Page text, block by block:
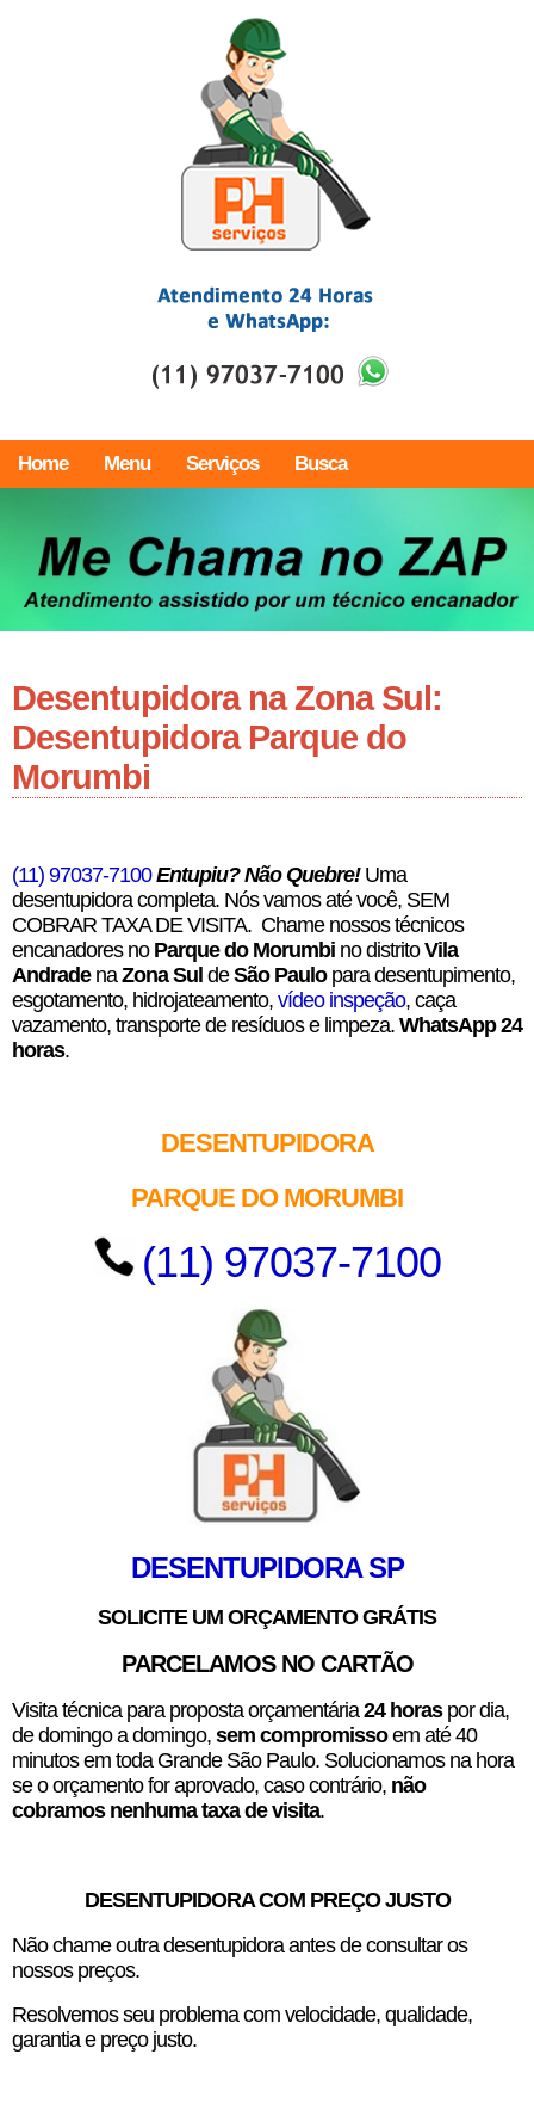
Home Menu Serviços Busca
Desentupidora na Zona Sul:
Desentupidora Parque do
Morumbi
(11) 97037-7100Entupiu? Não Quebre! Uma
desentupidora completa. Nós vamos até você, SEM
COBRAR TAXA DE VISITA. Chame nossos técnicos
encanadores no Parque do Morumbi no distritoVila
Andrade naZona Sul deSão Paulopara desentupimento,
esgotamento, hidrojateamento, vídeo inspeção, caça
vazamento, transporte de resíduos e limpeza. WhatsApp 24
horas.
DESENTUPIDORA
PARQUE DO MORUMBI
(11) 97037-7100
DESENTUPIDORA SP
SOLICITE UM ORÇAMENTO GRÁTIS
PARCELAMOS NO CARTÃO
Visita técnica para proposta orçamentária24 horaspor dia,
de domingo a domingo, sem compromissoem até 40
minutos em toda Grande São Paulo. Solucionamos na hora
se o orçamento for aprovado, caso contrário, não
cobramos nenhuma taxa de visita.
DESENTUPIDORA COM PREÇO JUSTO
Não chame outra desentupidora antes de consultar os
nossos preços.
Resolvemos seu problema com velocidade, qualidade,
garantia e preço justo.